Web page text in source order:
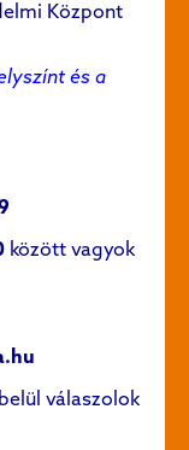
Központ
és a
között vagyok
válaszolok